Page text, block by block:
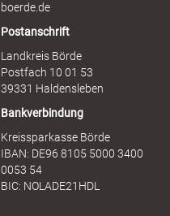
boerde.de
Postanschrift
Landkreis Börde
Postfach 10 01 53
39331 Haldensleben
Bankverbindung
Kreissparkasse Börde
IBAN: DE96 8105 5000 3400
0053 54
BIC: NOLADE21HDL